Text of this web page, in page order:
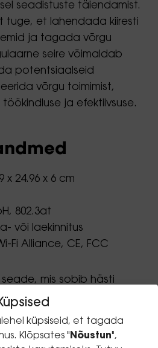
küpsiseid, et tagada
Klõpsates " Nõustun",
seadistuste täiendamist.
tuge, et lahendada kiiresti
ja tagada võrgu
seire võimaldab
potentsiaalseid
võrgu toimimist,
ja efektiivsuse.
x 24.96 x 6 cm
802.3at
või laekinnitus
Fi Alliance, CE, FCC
seade, mis sobib hästi
Seadme
paigaldada
kasutades
kinnitusklambritega.